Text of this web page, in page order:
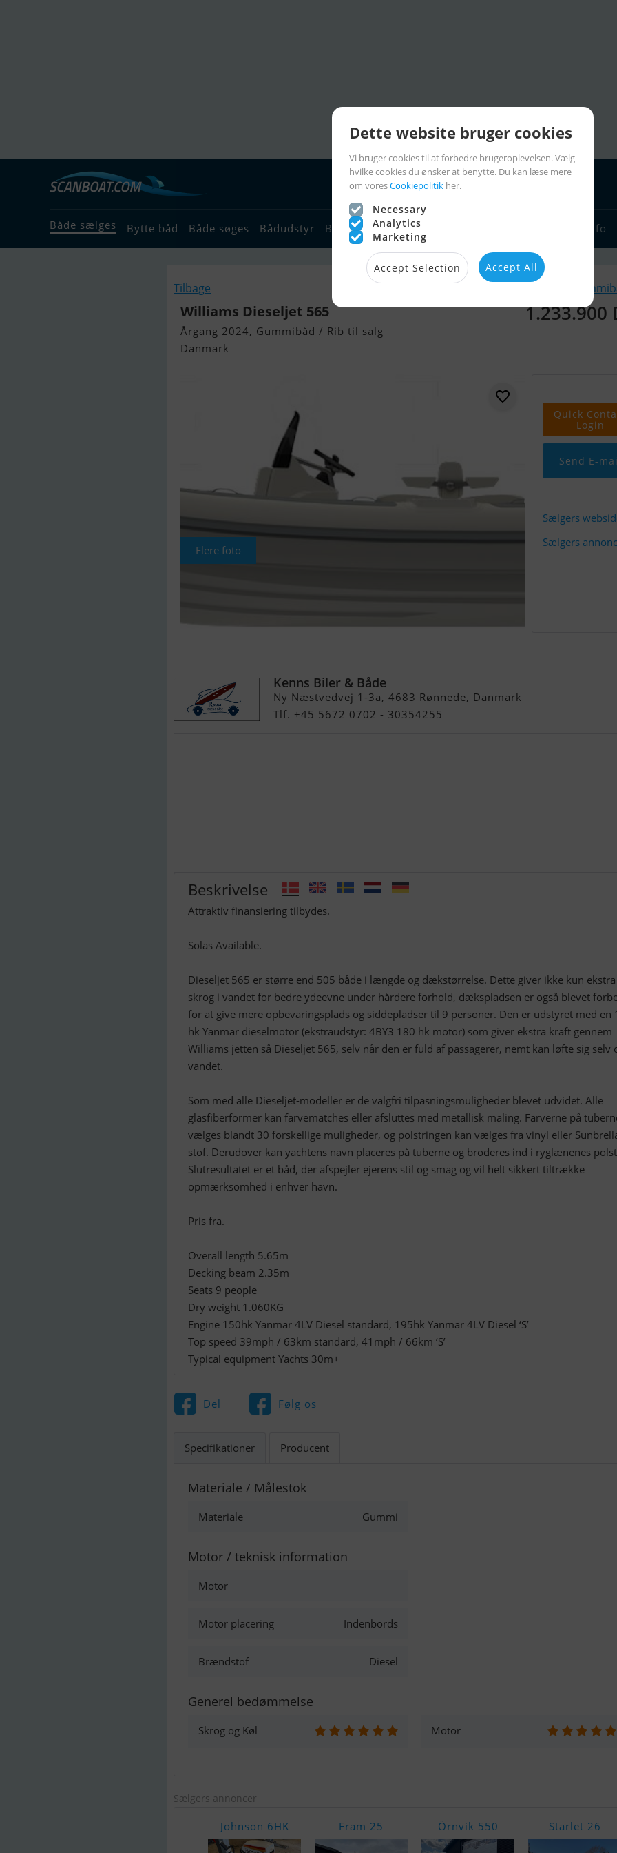
Både sælges Bytte båd Både søges Bådudstyr Bådforhandlere Sejlerlinks Sejlerinfo
Tilbage Lignende
Williams Dieseljet 565
Årgang 2024, Gummibåd / Rib til salg
Danmark
1.233.900
Flere foto
Quick
Login
Send E-
Sælgers
Sælgers
Kenns Biler & Både
Ny Næstvedvej 1-3a, 4683 Rønnede, Danmark
Tlf. +45 5672 0702 - 30354255
Beskrivelse
Attraktiv finansiering tilbydes.
Solas Available.
Dieseljet 565 er større end 505 både i længde og dækstørrelse. Dette giver ikke kun ekstra
skrog i vandet for bedre ydeevne under hårdere forhold, dækspladsen er også blevet
for at give mere opbevaringsplads og siddepladser til 9 personer. Den er udstyret med en
hk Yanmar dieselmotor (ekstraudstyr: 4BY3 180 hk motor) som giver ekstra kraft gennem
Williams jetten så Dieseljet 565, selv når den er fuld af passagerer, nemt kan løfte sig selv
vandet.
Som med alle Dieseljet-modeller er de valgfri tilpasningsmuligheder blevet udvidet. Alle
glasfiberformer kan farvematches eller afsluttes med metallisk maling. Farverne på
vælges blandt 30 forskellige muligheder, og polstringen kan vælges fra vinyl eller
stof. Derudover kan yachtens navn placeres på tuberne og broderes ind i ryglænenes
Slutresultatet er et båd, der afspejler ejerens stil og smag og vil helt sikkert tiltrække
opmærksomhed i enhver havn.
Pris fra.
Overall length 5.65m
Decking beam 2.35m
Seats 9 people
Dry weight 1.060KG
Engine 150hk Yanmar 4LV Diesel standard, 195hk Yanmar 4LV Diesel ‘S’
Top speed 39mph / 63km standard, 41mph / 66km ‘S’
Typical equipment Yachts 30m+
Del Følg os
Specifikationer Producent
Materiale / Målestok
Materiale Gummi
Motor / teknisk information
Motor
Motor placering Indenbords
Brændstof Diesel
Generel bedømmelse
Skrog og Køl Motor
Sælgers annoncer
Johnson 6HK Fram 25 Örnvik 550 Starlet 26
Dette website bruger cookies
Vi bruger cookies til at forbedre brugeroplevelsen. Vælg
hvilke cookies du ønsker at benytte. Du kan læse mere
om voresCookiepolitik her.
Necessary
Analytics
Marketing
Accept Selection Accept All